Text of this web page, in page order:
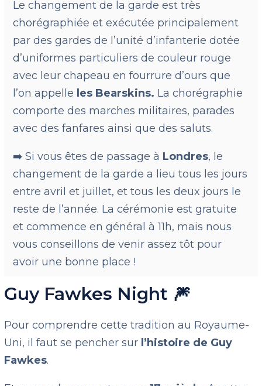
Le changement de la garde est très
chorégraphiée et exécutée principalement
par des gardes de l’unité d’infanterie dotée
d’uniformes particuliers de couleur rouge
avec leur chapeau en fourrure d’ours que
l’on appelle les Bearskins. La chorégraphie
comporte des marches militaires, parades
avec des fanfares ainsi que des saluts.
➡️ Si vous êtes de passage à Londres, le
changement de la garde a lieu tous les jours
entre avril et juillet, et tous les deux jours le
reste de l’année. La cérémonie est gratuite
et commence en général à 11h, mais nous
vous conseillons de venir assez tôt pour
avoir une bonne place !
Guy Fawkes Night 🎆
Pour comprendre cette tradition au Royaume-
Uni, il faut se pencher sur l’histoire de Guy
Fawkes.